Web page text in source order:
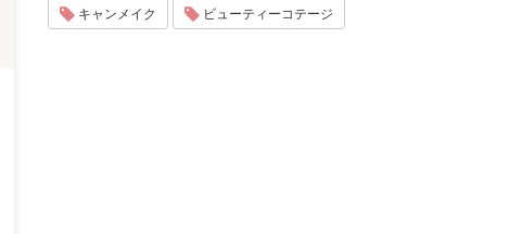
キャンメイク ビューティーコテージ